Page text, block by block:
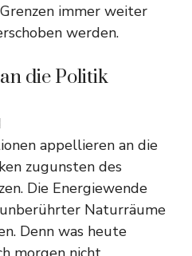
immer weiter
werden.
die Politik
appellieren an die
zugunsten des
Die Energiewende
Naturräume
Denn was heute